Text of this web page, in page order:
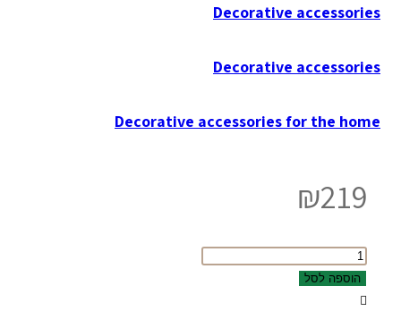
Decorative accessories
Decorative accessories
Decorative accessories for the home
₪219
כמות
של
Ceramic
הוספה לסל